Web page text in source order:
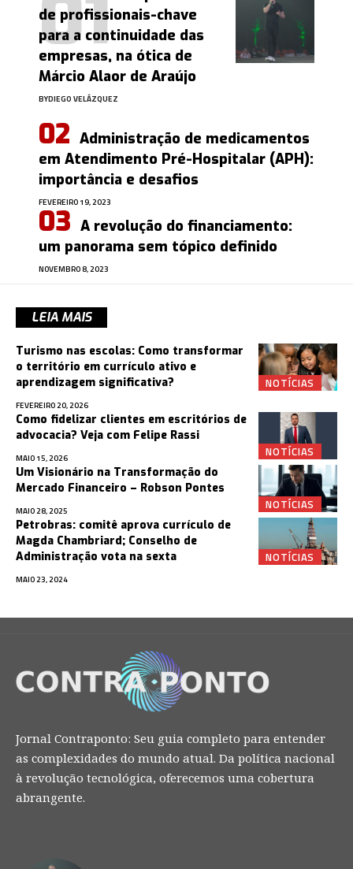
de profissionais-chave
para a continuidade das
empresas, na ótica de
Márcio Alaor de Araújo
BYDIEGO VELÁZQUEZ
Administração de medicamentos
em Atendimento Pré-Hospitalar (APH):
importância e desafios
FEVEREIRO 19, 2023
A revolução do financiamento:
um panorama sem tópico definido
NOVEMBRO 8, 2023
LEIA MAIS
NOTÍCIAS
Turismo nas escolas: Como transformar
o território em currículo ativo e
aprendizagem significativa?
FEVEREIRO 20, 2026
NOTÍCIAS
Como fidelizar clientes em escritórios de
advocacia? Veja com Felipe Rassi
MAIO 15, 2026
NOTÍCIAS
Um Visionário na Transformação do
Mercado Financeiro – Robson Pontes
MAIO 28, 2025
NOTÍCIAS
Petrobras: comitê aprova currículo de
Magda Chambriard; Conselho de
Administração vota na sexta
MAIO 23, 2024
Jornal Contraponto: Seu guia completo para entender
as complexidades do mundo atual. Da política nacional
à revolução tecnológica, oferecemos uma cobertura
abrangente.